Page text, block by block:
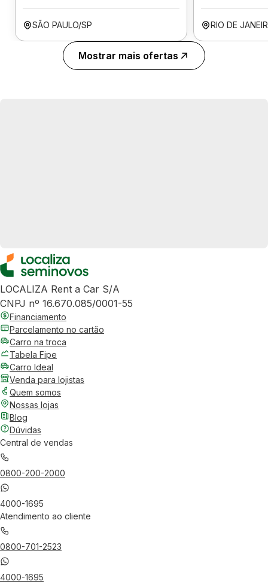
SÃO PAULO/SP RIO DE
Mostrar mais ofertas
LOCALIZA Rent a Car S/A
CNPJ nº 16.670.085/0001-55
Financiamento
Parcelamento no cartão
Carro na troca
Tabela Fipe
Carro Ideal
Venda para lojistas
Quem somos
Nossas lojas
Blog
Dúvidas
Central de vendas
0800-200-2000
4000-1695
Atendimento ao cliente
0800-701-2523
4000-1695